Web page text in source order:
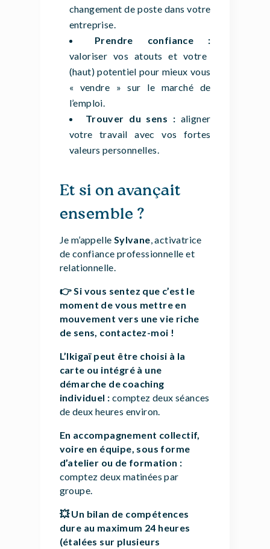
changement de poste dans votre
entreprise.
Prendre confiance :
valoriser vos atouts et votre
(haut) potentiel pour mieux vous
« vendre » sur le marché de
l’emploi.
Trouver du sens : aligner
votre travail avec vos fortes
valeurs personnelles.
Et si on avançait
ensemble ?
Je m’appelle Sylvane, activatrice
de confiance professionnelle et
relationnelle.
👉Si vous sentez que c’est le
moment de vous mettre en
mouvement vers une vie riche
de sens, contactez-moi !
L’Ikigaï peut être choisi à la
carte ou intégré à une
démarche de coaching
individuel : comptez deux séances
de deux heures environ.
En accompagnement collectif,
voire en équipe, sous forme
d’atelier ou de formation :
comptez deux matinées par
groupe.
💥Un bilan de compétences
dure au maximum 24 heures
(étalées sur plusieurs